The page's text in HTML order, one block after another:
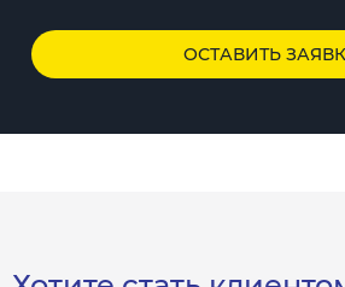
ОСТАВИТЬ